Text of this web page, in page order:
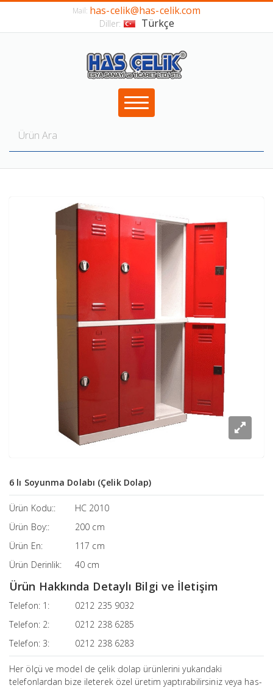
Mail: has-celik@has-celik.com
Diller: Türkçe
6 lı Soyunma Dolabı (Çelik Dolap)
Ürün Kodu::
HC 2010
Ürün Boy::
200 cm
Ürün En:
117 cm
Ürün Derinlik:
40 cm
Ürün Hakkında Detaylı Bilgi ve İletişim
Telefon: 1:
0212 235 9032
Telefon: 2:
0212 238 6285
Telefon: 3:
0212 238 6283
Her ölçü ve model de çelik dolap ürünlerini yukarıdaki
telefonlardan bize ileterek özel üretim yaptırabilirsiniz veya has-